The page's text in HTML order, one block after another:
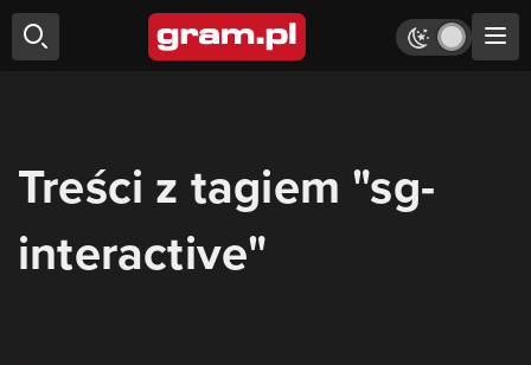
Treści z tagiem "sg-
interactive"